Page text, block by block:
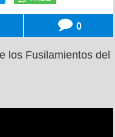
0
los Fusilamientos del